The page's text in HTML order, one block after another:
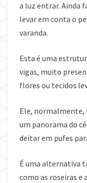
a luz entrar. Ainda
levar em conta o
varanda.
Esta é uma
vigas, muito
flores ou tecidos
Ele, normalmente,
um panorama do
deitar em pufes
É uma alternativa
como as roseiras e